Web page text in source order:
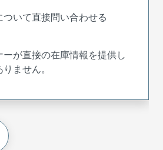
いて直接問い合わせる
が直接の在庫情報を提供し
ません。